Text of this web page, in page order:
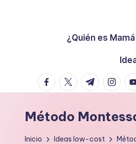
no
morir
en
el
¿Quién es
facebook.com
twitter.com
t.me
Método
Inicio Ideas low-cost